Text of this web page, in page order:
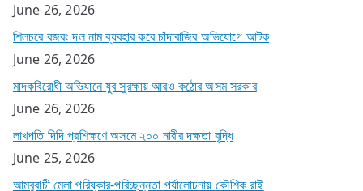
June 26, 2026
শিলচরে বজরং দল নাম ব্যবহার করে চাঁদাবাজির অভিযোগে আটক
June 26, 2026
মাদকবিরোধী অভিযানে যুব সুরক্ষায় আরও কঠোর অসম সরকার
June 26, 2026
লাখপতি দিদি প্রশিক্ষণে অসমে ২০০ নারীর দক্ষতা বৃদ্ধি
June 25, 2026
আমবুবাচী মেলা পরিষ্কার-পরিচ্ছন্নতা পর্যালোচনায় কৌশিক রাই